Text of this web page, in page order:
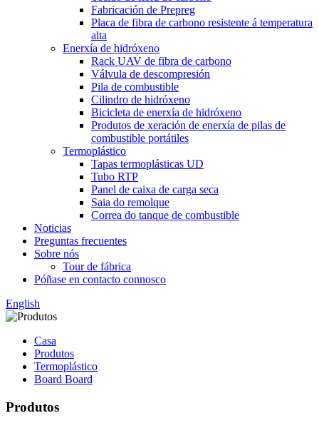
Fabricación de Prepreg
Placa de fibra de carbono resistente á temperatura
alta
Enerxía de hidróxeno
Rack UAV de fibra de carbono
Válvula de descompresión
Pila de combustible
Cilindro de hidróxeno
Bicicleta de enerxía de hidróxeno
Produtos de xeración de enerxía de pilas de
combustible portátiles
Termoplástico
Tapas termoplásticas UD
Tubo RTP
Panel de caixa de carga seca
Saia do remolque
Correa do tanque de combustible
Noticias
Preguntas frecuentes
Sobre nós
Tour de fábrica
Póñase en contacto connosco
English
Casa
Produtos
Termoplástico
Board Board
Produtos